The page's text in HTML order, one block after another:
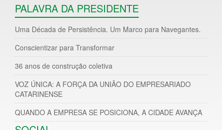
PALAVRA DA PRESIDENTE
Uma Década de Persistência. Um Marco para Navegantes.
Conscientizar para Transformar
36 anos de construção coletiva
VOZ ÚNICA: A FORÇA DA UNIÃO DO EMPRESARIADO
CATARINENSE
QUANDO A EMPRESA SE POSICIONA, A CIDADE AVANÇA